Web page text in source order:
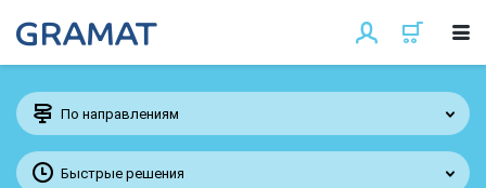
По направлениям
Быстрые решения